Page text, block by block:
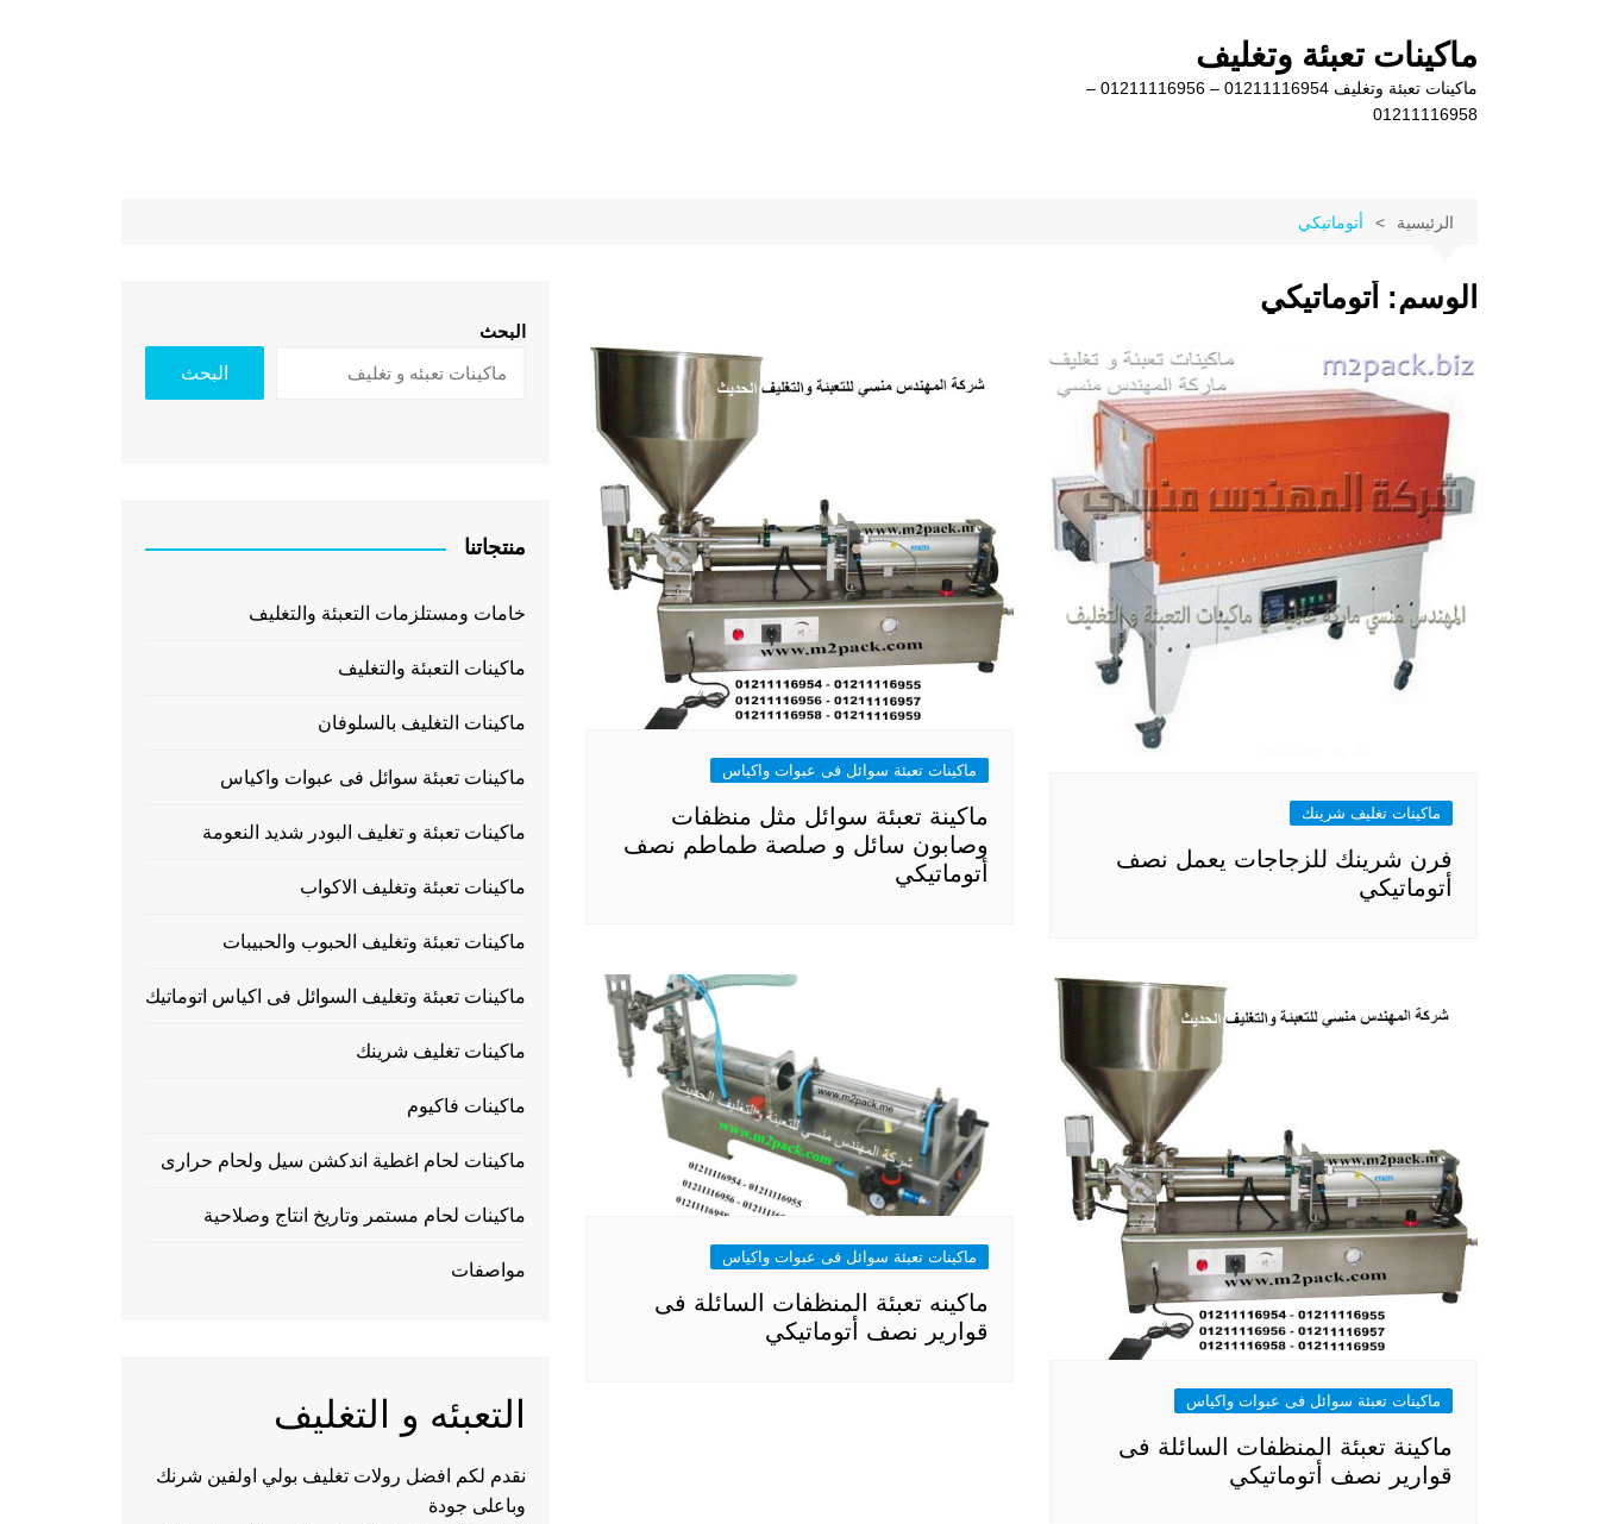
ماكينات تعبئة وتغليف
ماكينات تعبئة وتغليف 01211116954 – 01211116956 –
01211116958
الرئيسية أتوماتيكي
الوسم: أتوماتيكي
ماكينات تغليف شرينك
فرن شرينك للزجاجات يعمل نصف
أتوماتيكي
ماكينات تعبئة سوائل فى عبوات واكياس
ماكينة تعبئة سوائل مثل منظفات
وصابون سائل و صلصة طماطم نصف
أتوماتيكي
ماكينات تعبئة سوائل فى عبوات واكياس
ماكينة تعبئة المنظفات السائلة فى
قوارير نصف أتوماتيكي
ماكينات تعبئة سوائل فى عبوات واكياس
ماكينه تعبئة المنظفات السائلة فى
قوارير نصف أتوماتيكي
البحث
البحث
منتجاتنا
خامات ومستلزمات التعبئة والتغليف
ماكينات التعبئة والتغليف
ماكينات التغليف بالسلوفان
ماكينات تعبئة سوائل فى عبوات واكياس
ماكينات تعبئة و تغليف البودر شديد النعومة
ماكينات تعبئة وتغليف الاكواب
ماكينات تعبئة وتغليف الحبوب والحبيبات
ماكينات تعبئة وتغليف السوائل فى اكياس اتوماتيك
ماكينات تغليف شرينك
ماكينات فاكيوم
ماكينات لحام اغطية اندكشن سيل ولحام حرارى
ماكينات لحام مستمر وتاريخ انتاج وصلاحية
مواصفات
التعبئه و التغليف
نقدم لكم افضل رولات تغليف بولي اولفين شرنك
وباعلى جودة